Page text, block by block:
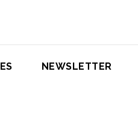
NEWSLETTER